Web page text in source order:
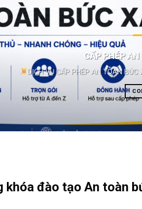
CẤP PHÉP
DỊCH VỤ CẤP PHÉP AN TOÀN BỨC
khóa đào tạo An toàn